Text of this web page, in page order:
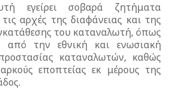
εγείρει σοβαρά ζητήματα
αρχές της διαφάνειας και της
του καταναλωτή, όπως
από την εθνική και ενωσιακή
καταναλωτών, καθώς
εποπτείας εκ μέρους της